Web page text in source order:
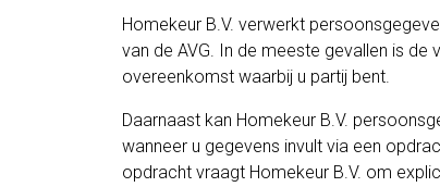
Homekeur B.V. verwerkt
van de AVG. In de meeste gevallen is
overeenkomst waarbij u partij bent.
Daarnaast kan Homekeur B.V.
wanneer u gegevens invult via een
opdracht vraagt Homekeur B.V. om